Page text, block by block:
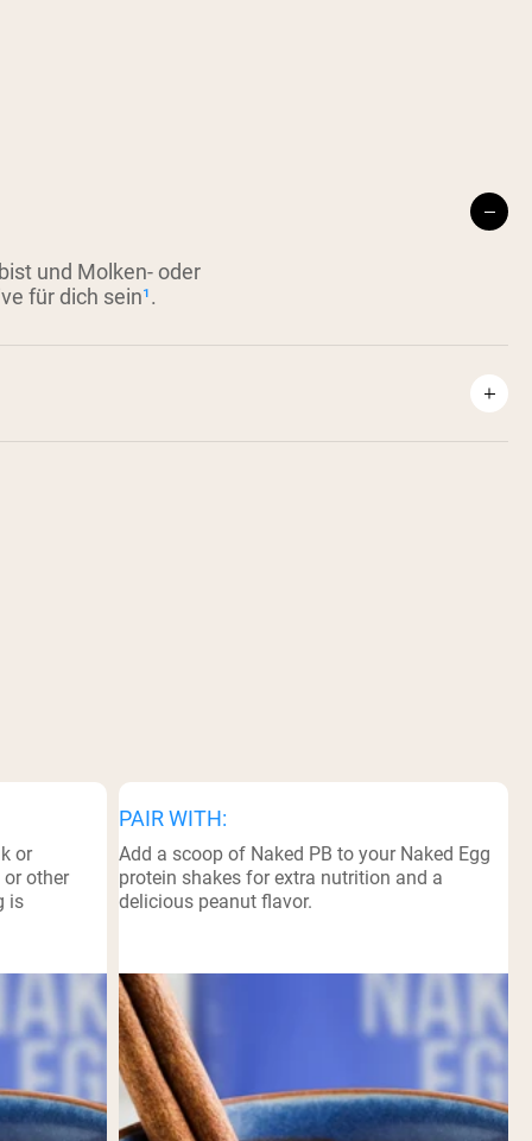
und Molken- oder
für dich sein¹.
or
or other
is
PAIR WITH:
Add a scoop of Naked PB to your Naked Egg
protein shakes for extra nutrition and a
delicious peanut flavor.